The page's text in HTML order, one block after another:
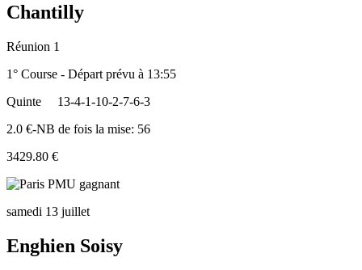
Chantilly
Réunion 1
1° Course - Départ prévu à 13:55
Quinte
13-4-1-10-2-7-6-3
2.0 €-NB de fois la mise: 56
3429.80 €
samedi 13 juillet
Enghien Soisy